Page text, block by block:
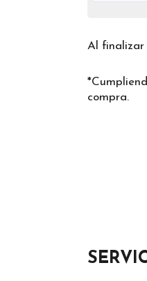
Al finalizar
compra.